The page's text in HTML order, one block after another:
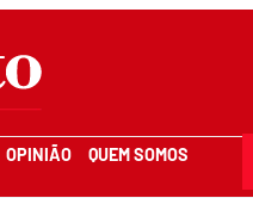
OPINIÃO QUEM SOMOS